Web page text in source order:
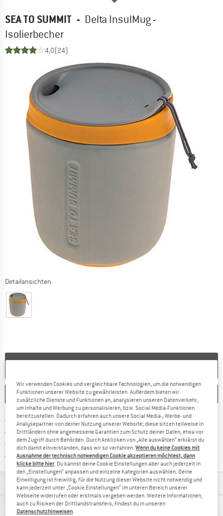
SEA TO SUMMIT - Delta InsulMug -
Isolierbecher
4,0(24)
Detailansichten
MERKEN VERGLEICHEN
Portofrei ab 69 € (DE)Finde mehr Informationen zu den
100 Tage RückgaberechtGehe hier zu den Rückgabe-
Kauf auf RechnungFinde die Zahlungs-Infos hier! Öffnet
Trusted Shops KäuferschutzFinde alle Infos hier!
MATERIALINFOS & FEATURES
PRODUKTBESCHREIBUNG
Wir verwenden Cookies und vergleichbare Technologien, um die notwendigen
Funktionen unserer Website zu gewährleisten. Außerdem bieten wir
zusätzliche Dienste und Funktionen an, analysieren unseren Datenverkehr,
um Inhalte und Werbung zu personalisieren, bzw. Social Media-Funktionen
bereitzustellen. Dadurch erfahren auch unsere Social Media-, Werbe- und
Analysepartner von deiner Nutzung unserer Website; diese sitzen teilweise in
Drittländern ohne angemessene Garantien zum Schutz deiner Daten, etwa vor
dem Zugriff durch Behörden. Durch Anklicken von „Alle auswählen“ erklärst du
dich damit einverstanden, dass wir so verfahren.Wenn du keine Cookies mit
Ausnahme der technisch notwendigen Cookie akzeptieren möchtest, dann
klicke bitte hier. Du kannst deine Cookie Einstellungen aber auch jederzeit in
den „Einstellungen“ anpassen und einzelne Kategorien auswählen. Deine
Einwilligung ist freiwillig, für die Nutzung dieser Website nicht notwendig und
kann jederzeit unter „Cookie Einstellungen“ im unteren Bereich unserer
Webseite widerrufen oder erstmals vergeben werden. Weitere Informationen,
auch zu Risiken der Drittlandstransfers, findest du in unseren
Datenschutzhinweisen.